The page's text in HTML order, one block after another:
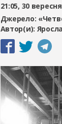
21:05, 30
Джерело:
Автор(и):